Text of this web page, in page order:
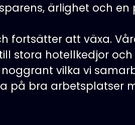
ärlighet och en
fortsätter att växa.
stora hotellkedjor och
vilka vi
på bra arbetsplatser